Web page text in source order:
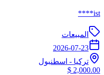
ist****
المبيعات
2026-07-23
تركيا - اسطنبول
2,000.00 $